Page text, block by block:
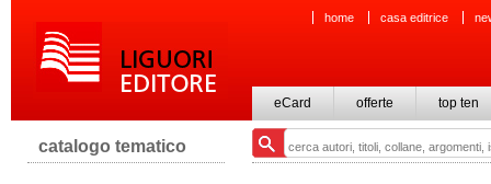
home casa editrice
eCard offerte top ten
catalogo tematico